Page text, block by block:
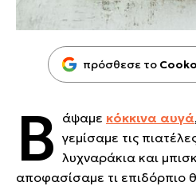
πρόσθεσε το
Β άψαμε κόκκινα αυγά
γεμίσαμε τις
λυχναράκια και
αποφασίσαμε τι επιδόρπιο